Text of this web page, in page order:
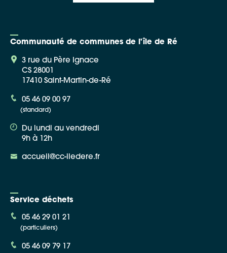
Communauté de communes de l'île de Ré
3 rue du Père Ignace
CS 28001
17410 Saint-Martin-de-Ré
05 46 09 00 97
(standard)
Du lundi au vendredi
9h à 12h
accueil@cc-iledere.fr
Service déchets
05 46 29 01 21
(particuliers)
05 46 09 79 17